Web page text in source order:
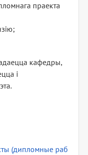
праекта
кафедры,
і
(дипломные раб